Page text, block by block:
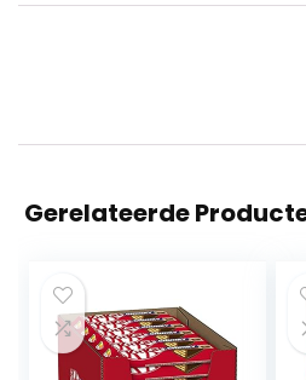
Gerelateerde